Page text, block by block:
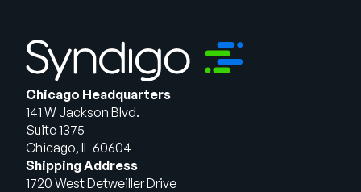
Chicago Headquarters
141 W Jackson Blvd.
Suite 1375
Chicago, IL 60604
Shipping Address
1720 West Detweiller Drive